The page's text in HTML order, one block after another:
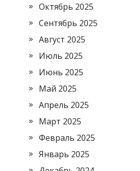
Октябрь 2025
Сентябрь 2025
Август 2025
Июль 2025
Июнь 2025
Май 2025
Апрель 2025
Март 2025
Февраль 2025
Январь 2025